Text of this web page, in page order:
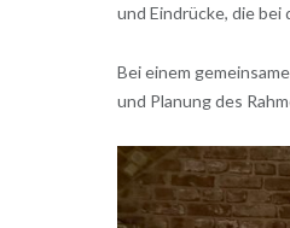
und Eindrücke, die
Bei einem
und Planung des